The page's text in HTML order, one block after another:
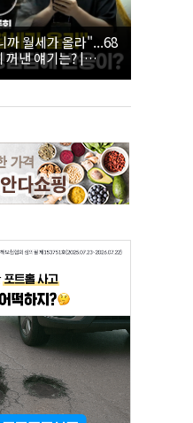
월세가 올라"...68
꺼낸 얘기는? |
대토론회